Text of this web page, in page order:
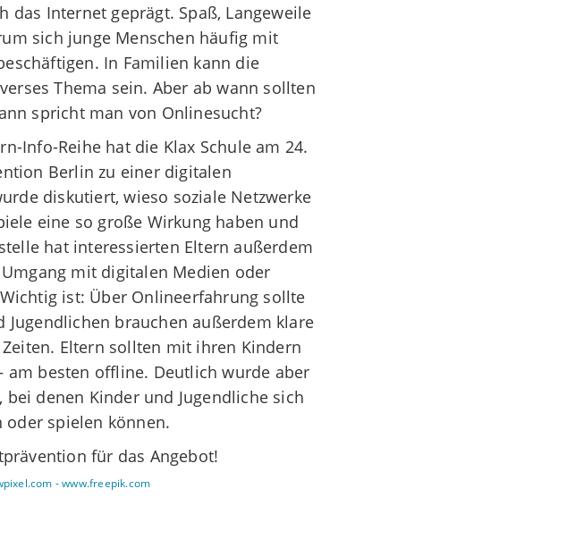
Internet geprägt. Spaß, Langeweile
sich junge Menschen häufig mit
In Familien kann die
Thema sein. Aber ab wann sollten
spricht man von Onlinesucht?
Info-Reihe hat die Klax Schule am 24.
Berlin zu einer digitalen
diskutiert, wieso soziale Netzwerke
eine so große Wirkung haben und
hat interessierten Eltern außerdem
mit digitalen Medien oder
ist: Über Onlineerfahrung sollte
brauchen außerdem klare
Eltern sollten mit ihren Kindern
am besten offline. Deutlich wurde aber
denen Kinder und Jugendliche sich
spielen können.
für das Angebot!
- www.freepik.com